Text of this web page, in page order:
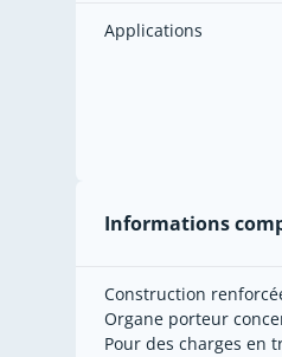
Applications
Informations
Construction
Organe porteur
Pour des charges en